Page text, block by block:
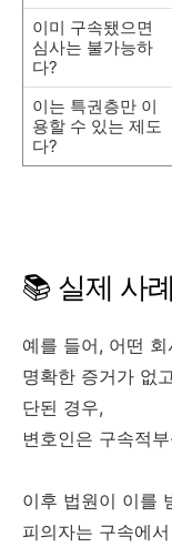
이미 구속됐으면
심사는 불가능하
다?
이는 특권층만 이
용할 수 있는 제도
다?
📚 실제 사
예를 들어, 어떤
명확한 증거가 없
단된 경우,
변호인은 구속적
이후 법원이 이를
피의자는 구속에